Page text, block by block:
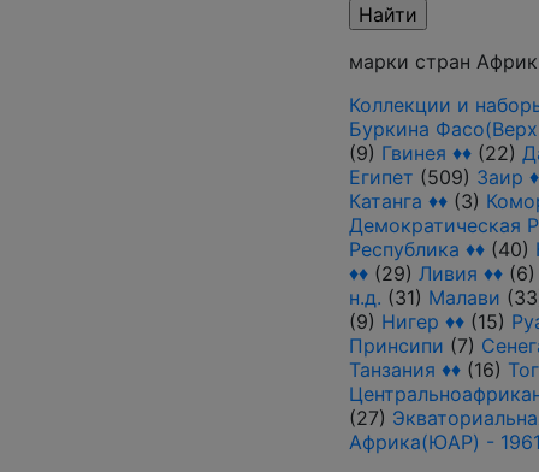
марки стран
Коллекции и
Буркина
(9) Гвинея ♦♦ (22)
Египет (509) Заир
Катанга ♦♦ (3)
Демократическая
Республика ♦♦ (40)
♦♦ (29) Ливия ♦♦
н.д. (31) Малави
(9) Нигер ♦♦ (15)
Принсипи (7)
Танзания ♦♦ (16)
(27)
Африка(ЮАР) -